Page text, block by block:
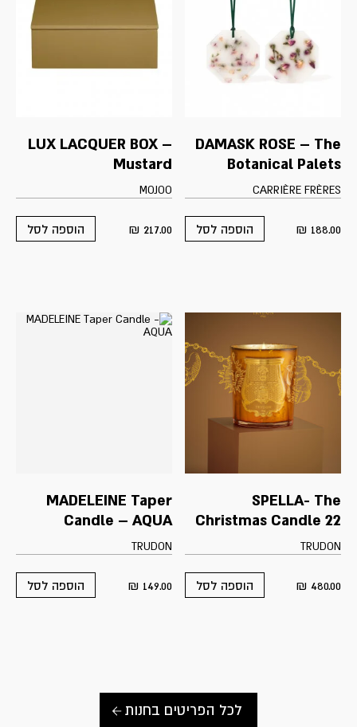
DAMASK ROSE – The
Botanical Palets
CARRIÈRE FRÈRES
188.00
₪ הוספה לסל
LUX LACQUER BOX –
Mustard
MOJOO
217.00
₪ הוספה לסל
SPELLA- The
Christmas Candle 22
TRUDON
480.00
₪ הוספה לסל
MADELEINE Taper
Candle – AQUA
TRUDON
149.00
₪ הוספה לסל
לכל הפריטים בחנות